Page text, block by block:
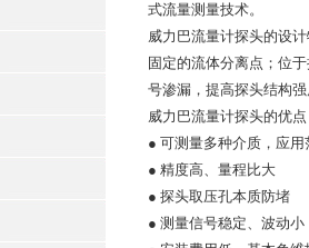
式流量测量技术。
威力巴流量计探头的设
固定的流体分离点；位
号渗漏，提高探头结构
威力巴流量计探头的优点
● 可测量多种介质，应用
● 精度高、量程比大
● 探头取压孔本质防堵
● 测量信号稳定、波动小